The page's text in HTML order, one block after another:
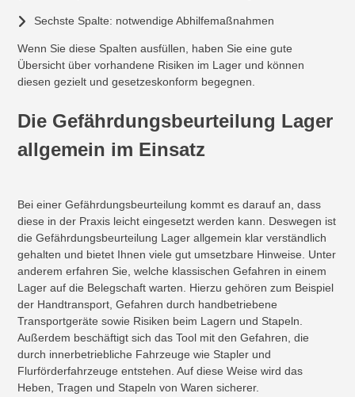
Sechste Spalte: notwendige Abhilfemaßnahmen
Wenn Sie diese Spalten ausfüllen, haben Sie eine gute
Übersicht über vorhandene Risiken im Lager und können
diesen gezielt und gesetzeskonform begegnen.
Die Gefährdungsbeurteilung Lager
allgemein im Einsatz
Bei einer Gefährdungsbeurteilung kommt es darauf an, dass
diese in der Praxis leicht eingesetzt werden kann. Deswegen ist
die Gefährdungsbeurteilung Lager allgemein klar verständlich
gehalten und bietet Ihnen viele gut umsetzbare Hinweise. Unter
anderem erfahren Sie, welche klassischen Gefahren in einem
Lager auf die Belegschaft warten. Hierzu gehören zum Beispiel
der Handtransport, Gefahren durch handbetriebene
Transportgeräte sowie Risiken beim Lagern und Stapeln.
Außerdem beschäftigt sich das Tool mit den Gefahren, die
durch innerbetriebliche Fahrzeuge wie Stapler und
Flurförderfahrzeuge entstehen. Auf diese Weise wird das
Heben, Tragen und Stapeln von Waren sicherer.